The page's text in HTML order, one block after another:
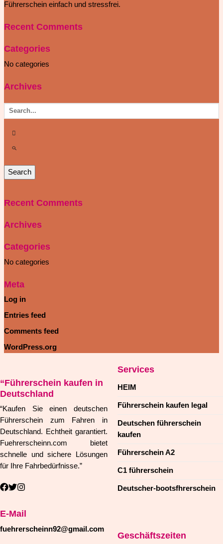
Führerschein einfach und stressfrei.
Recent Comments
Categories
No categories
Archives
Recent Comments
Archives
Categories
No categories
Meta
Log in
Entries feed
Comments feed
WordPress.org
“Führerschein kaufen in
Deutschland
“Kaufen Sie einen deutschen
Führerschein zum Fahren in
Deutschland. Echtheit garantiert.
Fuehrerscheinn.com bietet
schnelle und sichere Lösungen
für Ihre Fahrbedürfnisse.”
Services
HEIM
Führerschein kaufen legal
Deutschen führerschein
kaufen
Führerschein A2
C1 führerschein
Deutscher-bootsfhrerschein
E-Mail
fuehrerscheinn92@gmail.com
Geschäftszeiten